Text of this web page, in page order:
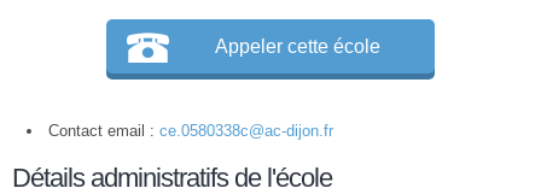
Appeler cette école
Contact email : ce.0580338c@ac-dijon.fr
Détails administratifs de l'école